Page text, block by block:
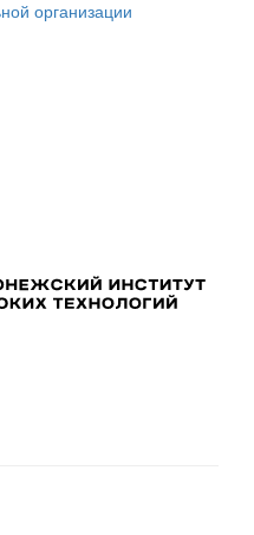
организации